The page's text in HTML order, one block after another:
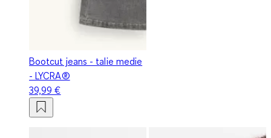
Bootcut jeans - talie medie
- LYCRA®
39,99 €